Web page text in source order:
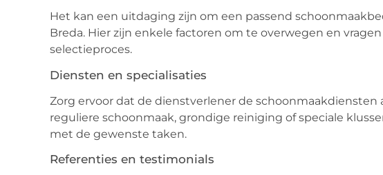
Het kan een uitdaging zijn om een passend
Breda. Hier zijn enkele factoren om te overwegen en
selectieproces.
Diensten en specialisaties
Zorg ervoor dat de dienstverlener de
reguliere schoonmaak, grondige reiniging of speciale
met de gewenste taken.
Referenties en testimonials